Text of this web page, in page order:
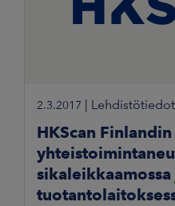
2.3.2017
HKScan Finlandin